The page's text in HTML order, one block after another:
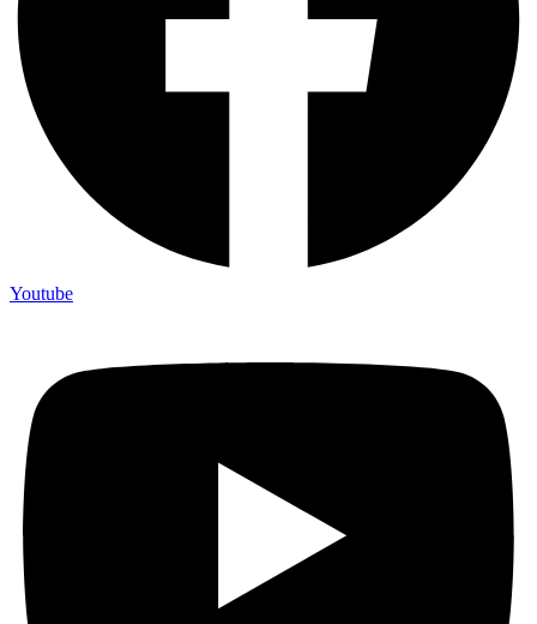
Youtube